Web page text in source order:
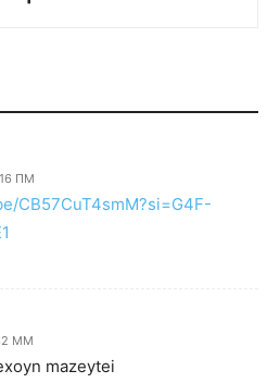
ΠΜ
CB57CuT4smM?si=G4F-
ΜΜ
mazeytei